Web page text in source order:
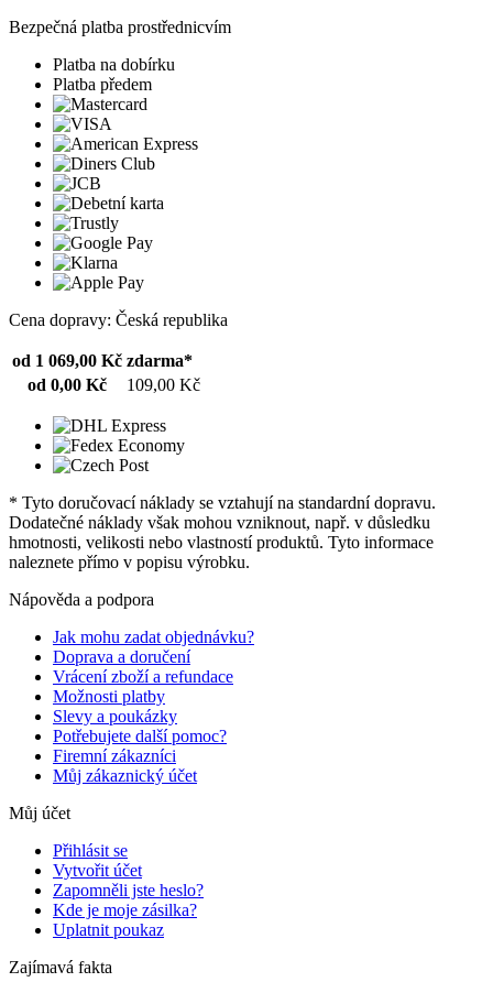
Bezpečná platba prostřednicvím
Platba na dobírku
Platba předem
Cena dopravy: Česká republika
od 1 069,00 Kč zdarma*
od 0,00 Kč
109,00 Kč
* Tyto doručovací náklady se vztahují na standardní dopravu.
Dodatečné náklady však mohou vzniknout, např. v důsledku
hmotnosti, velikosti nebo vlastností produktů. Tyto informace
naleznete přímo v popisu výrobku.
Nápověda a podpora
Jak mohu zadat objednávku?
Doprava a doručení
Vrácení zboží a refundace
Možnosti platby
Slevy a poukázky
Potřebujete další pomoc?
Firemní zákazníci
Můj zákaznický účet
Můj účet
Přihlásit se
Vytvořit účet
Zapomněli jste heslo?
Kde je moje zásilka?
Uplatnit poukaz
Zajímavá fakta